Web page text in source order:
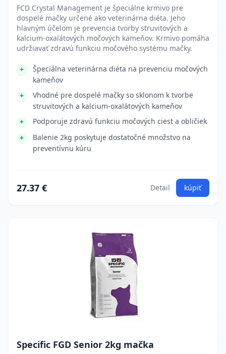
FCD Crystal Management je špeciálne krmivo pre
dospelé mačky určené ako veterinárna diéta. Jeho
hlavným účelom je prevencia tvorby struvitových a
kalcium-oxalátových močových kameňov. Krmivo pomáha
udržiavať zdravú funkciu močového systému mačky.
Špeciálna veterinárna diéta na prevenciu močových
kameňov
Vhodné pre dospelé mačky so sklonom k tvorbe
struvitových a kalcium-oxalátových kameňov
Podporuje zdravú funkciu močových ciest a obličiek
Balenie 2kg poskytuje dostatočné množstvo na
preventívnu kúru
27.37 € Detail kúpiť
Specific FGD Senior 2kg mačka